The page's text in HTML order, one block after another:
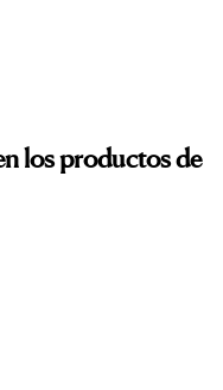
los productos de